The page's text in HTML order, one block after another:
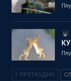
ПРЕТХОДНО